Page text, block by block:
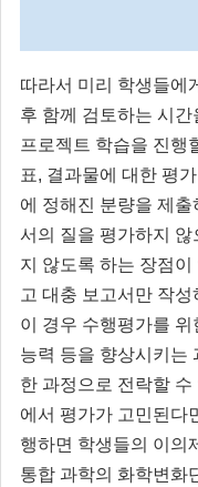
따라서 미리 학생들에
후 함께 검토하는 시
프로젝트 학습을 진행
표, 결과물에 대한 평
에 정해진 분량을 제
서의 질을 평가하지
지 않도록 하는 장점
고 대충 보고서만 작
이 경우 수행평가를
능력 등을 향상시키는
한 과정으로 전락할
에서 평가가 고민된다
행하면 학생들의 이의
통합 과학의 화학변화